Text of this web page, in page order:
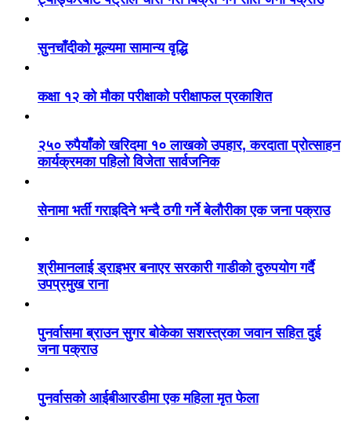
सुनचाँदीको मूल्यमा सामान्य वृद्धि
कक्षा १२ को मौका परीक्षाको परीक्षाफल प्रकाशित
२५० रुपैयाँको खरिदमा १० लाखको उपहार, करदाता प्रोत्साहन
कार्यक्रमका पहिलो विजेता सार्वजनिक
सेनामा भर्ती गराइदिने भन्दै ठगी गर्ने बेलौरीका एक जना पक्राउ
श्रीमानलाई ड्राइभर बनाएर सरकारी गाडीको दुरुपयोग गर्दै
उपप्रमुख राना
पुनर्वासमा ब्राउन सुगर बोकेका सशस्त्रका जवान सहित दुई
जना पक्राउ
पुनर्वासको आईबीआरडीमा एक महिला मृत फेला